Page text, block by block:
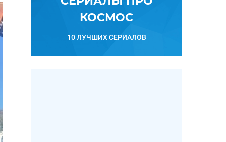
КОСМОС
10 ЛУЧШИХ СЕРИАЛОВ